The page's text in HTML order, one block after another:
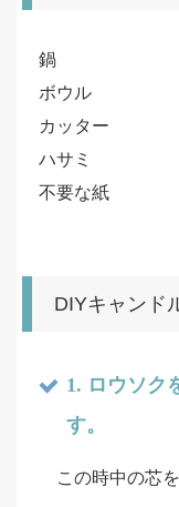
鍋
ボウル
カッター
ハサミ
不要な紙
DIYキャンド
1. ロウソク
す。
この時中の芯を